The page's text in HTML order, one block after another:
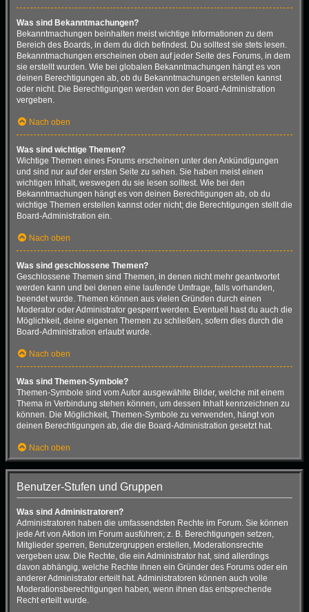
Was sind Bekanntmachungen?
Bekanntmachungen beinhalten meist wichtige Informationen zu dem
Bereich des Boards, in dem du dich befindest. Du solltest sie stets lesen.
Bekanntmachungen erscheinen oben auf jeder Seite des Forums, in dem
sie erstellt wurden. Wie bei globalen Bekanntmachungen hängt es von
deinen Berechtigungen ab, ob du Bekanntmachungen erstellen kannst
oder nicht. Die Berechtigungen werden von der Board-Administration
vergeben.
Nach oben
Was sind wichtige Themen?
Wichtige Themen eines Forums erscheinen unter den Ankündigungen
und sind nur auf der ersten Seite zu sehen. Sie haben meist einen
wichtigen Inhalt, weswegen du sie lesen solltest. Wie bei den
Bekanntmachungen hängt es von deinen Berechtigungen ab, ob du
wichtige Themen erstellen kannst oder nicht; die Berechtigungen stellt die
Board-Administration ein.
Nach oben
Was sind geschlossene Themen?
Geschlossene Themen sind Themen, in denen nicht mehr geantwortet
werden kann und bei denen eine laufende Umfrage, falls vorhanden,
beendet wurde. Themen können aus vielen Gründen durch einen
Moderator oder Administrator gesperrt werden. Eventuell hast du auch die
Möglichkeit, deine eigenen Themen zu schließen, sofern dies durch die
Board-Administration erlaubt wurde.
Nach oben
Was sind Themen-Symbole?
Themen-Symbole sind vom Autor ausgewählte Bilder, welche mit einem
Thema in Verbindung stehen können, um dessen Inhalt kennzeichnen zu
können. Die Möglichkeit, Themen-Symbole zu verwenden, hängt von
deinen Berechtigungen ab, die die Board-Administration gesetzt hat.
Nach oben
Benutzer-Stufen und Gruppen
Was sind Administratoren?
Administratoren haben die umfassendsten Rechte im Forum. Sie können
jede Art von Aktion im Forum ausführen; z. B. Berechtigungen setzen,
Mitglieder sperren, Benutzergruppen erstellen, Moderationsrechte
vergeben usw. Die Rechte, die ein Administrator hat, sind allerdings
davon abhängig, welche Rechte ihnen ein Gründer des Forums oder ein
anderer Administrator erteilt hat. Administratoren können auch volle
Moderationsberechtigungen haben, wenn ihnen das entsprechende
Recht erteilt wurde.